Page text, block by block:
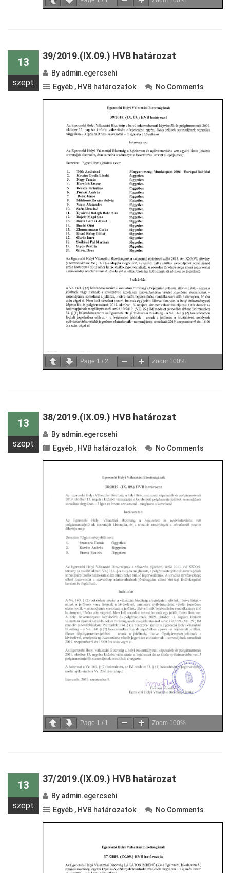
13
szept
39/2019.(IX.09.) HVB határozat
By admin.egercsehi
Egyéb , HVB határozatok No Comments
Page 1 /2 Zoom 100%
13
szept
38/2019.(IX.09.) HVB határozat
By admin.egercsehi
Egyéb , HVB határozatok No Comments
Page 1 / 1 Zoom 100%
13
szept
37/2019.(IX.09.) HVB határozat
By admin.egercsehi
Egyéb , HVB határozatok No Comments